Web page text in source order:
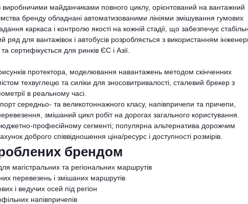
майданчиками повного циклу, орієнтований на вантажний
бренду обладнані автоматизованими лініями змішування гумових
каркаса і контролю якості на кожній стадії, що забезпечує
ряд для вантажівок і автобусів розробляється з використанням
сертифікується для ринків ЄС і Азії.
протектора, моделювання навантажень методом скінченних
техвуглецю та силіки для зносовитривалості, сталевий брекер з
в реальному часі.
середньо- та великотоннажного класу, напівпричепи та причепи,
змішаний цикл робіт на дорогах загального користування.
професійному сегменті; популярна альтернатива дорожчим
доброго співвідношення ціна/ресурс і доступності розмірів.
брендом
магістральних та регіональних маршрутів
перевезень і змішаних маршрутів
і ведучих осей під регіон
напівпричепів